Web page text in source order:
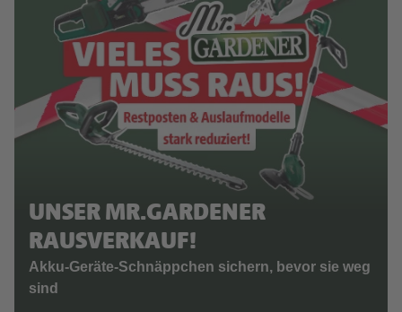
UNSER MR.GARDENER
RAUSVERKAUF!
Akku-Geräte-Schnäppchen sichern, bevor sie weg
sind